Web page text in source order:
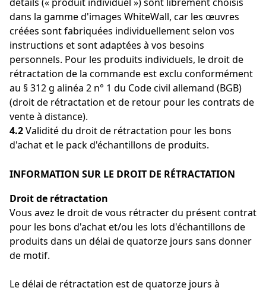
dans la gamme d'images WhiteWall, car les œuvres
créées sont fabriquées individuellement selon vos
instructions et sont adaptées à vos besoins
personnels. Pour les produits individuels, le droit de
rétractation de la commande est exclu conformément
au § 312 g alinéa 2 n° 1 du Code civil allemand (BGB)
(droit de rétractation et de retour pour les contrats de
vente à distance).
4.2Validité du droit de rétractation pour les bons
d'achat et le pack d'échantillons de produits.
INFORMATION SUR LE DROIT DE RÉTRACTATION
Droit de rétractation
Vous avez le droit de vous rétracter du présent contrat
pour les bons d'achat et/ou les lots d'échantillons de
produits dans un délai de quatorze jours sans donner
de motif.
Le délai de rétractation est de quatorze jours à